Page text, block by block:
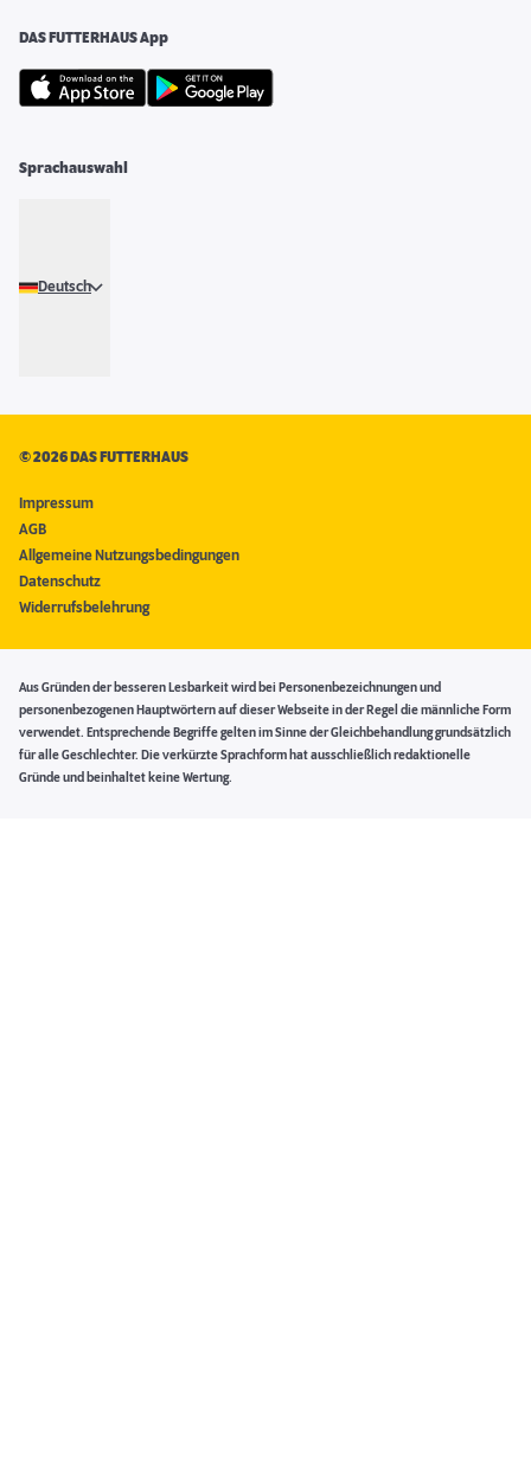
DAS FUTTERHAUS App
Sprachauswahl
Deutsch
©2026 DAS FUTTERHAUS
Impressum
AGB
Allgemeine Nutzungsbedingungen
Datenschutz
Widerrufsbelehrung
Aus Gründen der besseren Lesbarkeit wird bei Personenbezeichnungen und
personenbezogenen Hauptwörtern auf dieser Webseite in der Regel die männliche Form
verwendet. Entsprechende Begriffe gelten im Sinne der Gleichbehandlung grundsätzlich
für alle Geschlechter. Die verkürzte Sprachform hat ausschließlich redaktionelle
Gründe und beinhaltet keine Wertung.